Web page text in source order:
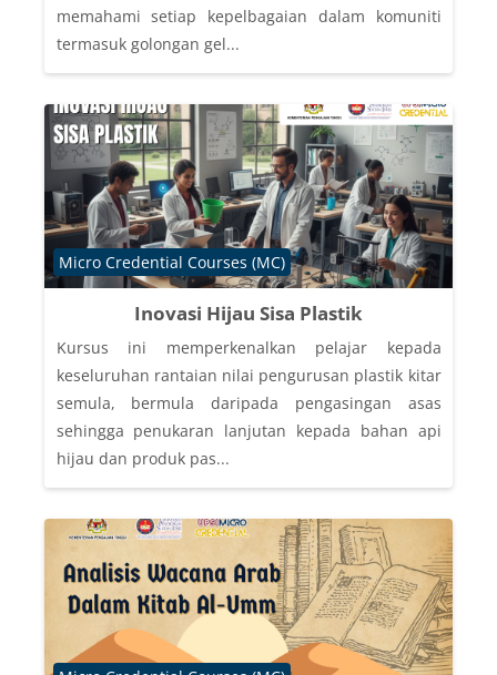
memahami setiap kepelbagaian dalam komuniti
termasuk golongan gel...
Inovasi Hijau Sisa Plastik
Course category
Micro Credential Courses (MC)
Kursus ini memperkenalkan pelajar kepada
keseluruhan rantaian nilai pengurusan plastik kitar
semula, bermula daripada pengasingan asas
sehingga penukaran lanjutan kepada bahan api
hijau dan produk pas...